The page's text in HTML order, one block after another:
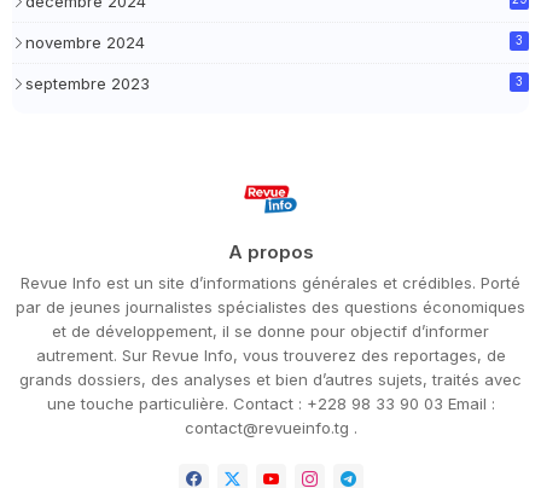
novembre 2024 3
septembre 2023 3
A propos
Revue Info est un site d’informations générales et crédibles. Porté
par de jeunes journalistes spécialistes des questions économiques
et de développement, il se donne pour objectif d’informer
autrement. Sur Revue Info, vous trouverez des reportages, de
grands dossiers, des analyses et bien d’autres sujets, traités avec
une touche particulière. Contact : +228 98 33 90 03 Email :
contact@revueinfo.tg .